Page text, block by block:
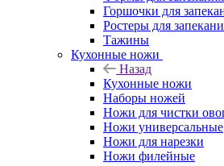
Горшочки для
Ростеры для
Тажины
Кухонные ножи
Назад
Кухонные ножи
Наборы ножей
Ножи для чистки
Ножи универсальные
Ножи для нарезки
Ножи филейные